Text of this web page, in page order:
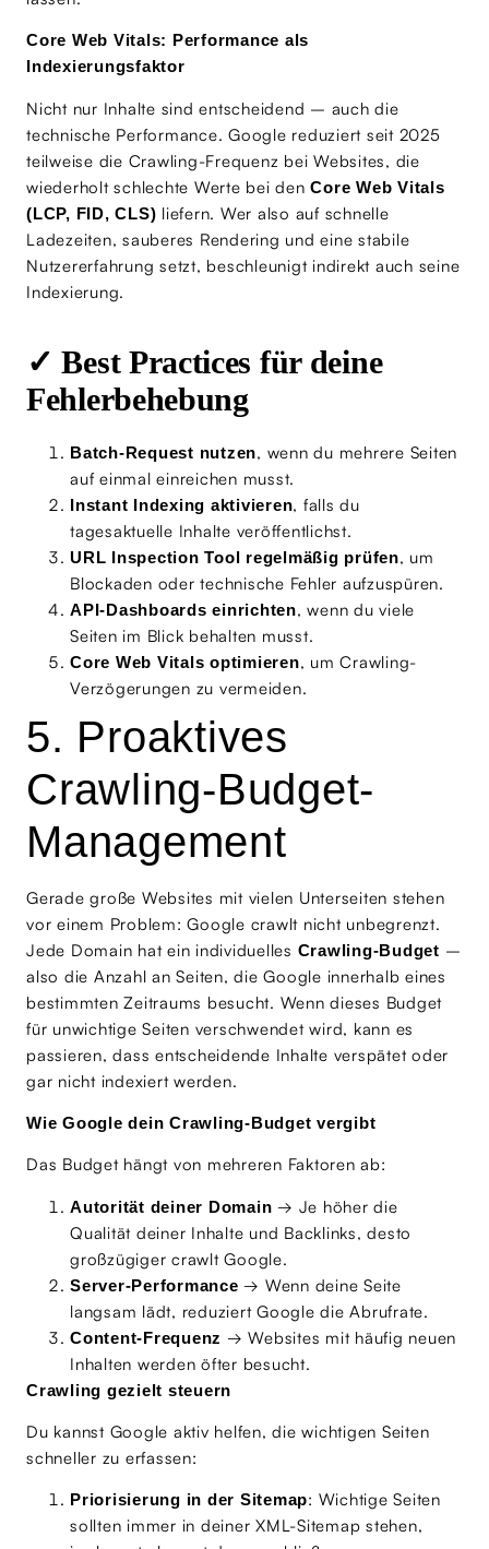
Core Web Vitals: Performance als
Indexierungsfaktor
Nicht nur Inhalte sind entscheidend – auch die
technische Performance. Google reduziert seit 2025
teilweise die Crawling-Frequenz bei Websites, die
wiederholt schlechte Werte bei denCore Web Vitals
(LCP, FID, CLS) liefern. Wer also auf schnelle
Ladezeiten, sauberes Rendering und eine stabile
Nutzererfahrung setzt, beschleunigt indirekt auch seine
Indexierung.
✓ Best Practices für deine
Fehlerbehebung
Batch-Request nutzen, wenn du mehrere Seiten
auf einmal einreichen musst.
Instant Indexing aktivieren, falls du
tagesaktuelle Inhalte veröffentlichst.
URL Inspection Tool regelmäßig prüfen, um
Blockaden oder technische Fehler aufzuspüren.
API-Dashboards einrichten, wenn du viele
Seiten im Blick behalten musst.
Core Web Vitals optimieren, um Crawling-
Verzögerungen zu vermeiden.
5. Proaktives
Crawling-Budget-
Management
Gerade große Websites mit vielen Unterseiten stehen
vor einem Problem: Google crawlt nicht unbegrenzt.
Jede Domain hat ein individuelles Crawling-Budget –
also die Anzahl an Seiten, die Google innerhalb eines
bestimmten Zeitraums besucht. Wenn dieses Budget
für unwichtige Seiten verschwendet wird, kann es
passieren, dass entscheidende Inhalte verspätet oder
gar nicht indexiert werden.
Wie Google dein Crawling-Budget vergibt
Das Budget hängt von mehreren Faktoren ab:
Autorität deiner Domain → Je höher die
Qualität deiner Inhalte und Backlinks, desto
großzügiger crawlt Google.
Server-Performance → Wenn deine Seite
langsam lädt, reduziert Google die Abrufrate.
Content-Frequenz → Websites mit häufig neuen
Inhalten werden öfter besucht.
Crawling gezielt steuern
Du kannst Google aktiv helfen, die wichtigen Seiten
schneller zu erfassen:
Priorisierung in der Sitemap: Wichtige Seiten
sollten immer in deiner XML-Sitemap stehen,